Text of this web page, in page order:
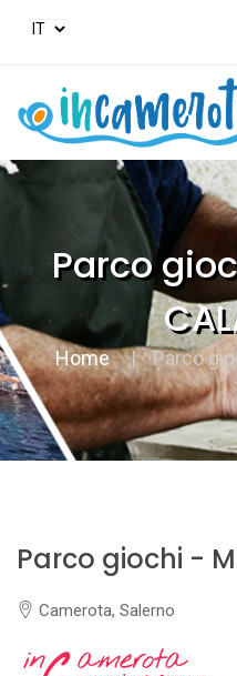
Parco
Home Parco
Parco giochi -
Camerota, Salerno